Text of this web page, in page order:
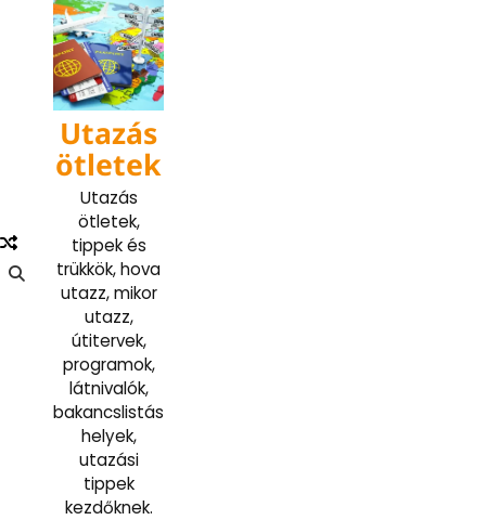
content
Utazás
ötletek
Utazás
ötletek,
tippek és
trükkök, hova
utazz, mikor
utazz,
útitervek,
programok,
látnivalók,
bakancslistás
helyek,
utazási
tippek
kezdőknek.